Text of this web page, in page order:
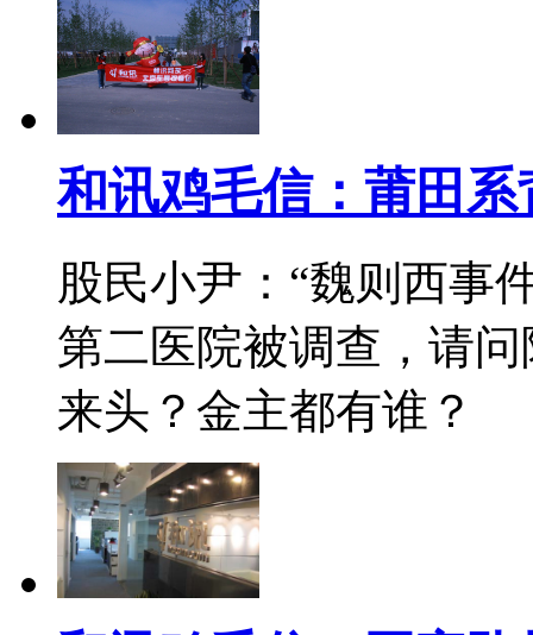
和讯鸡毛信：莆田
股民小尹：“魏则西事
第二医院被调查，请
来头？金主都有谁